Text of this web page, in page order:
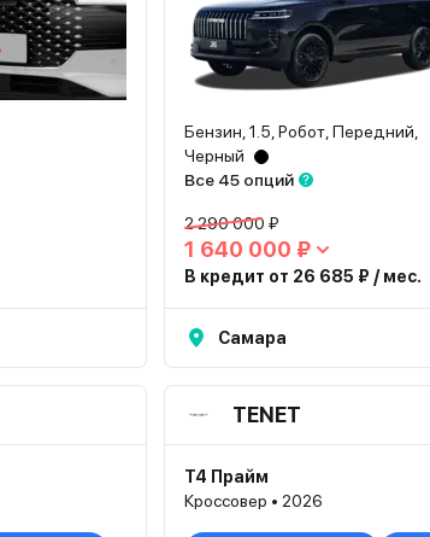
Бензин, 1.5, Робот, Передний,
Черный
Все 45 опций
2 290 000 ₽
1 640 000 ₽
В кредит от 26 685 ₽ / мес.
Самара
TENET
T4 Прайм
Кроссовер • 2026